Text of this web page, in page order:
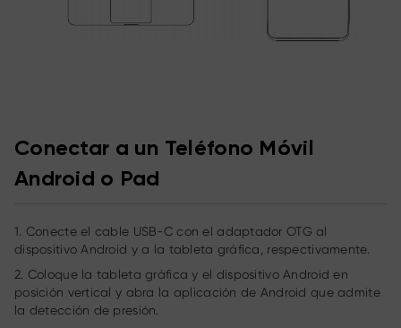
Conectar a un Teléfono Móvil
Android o Pad
1. Conecte el cable USB-C con el adaptador OTG al
dispositivo Android y a la tableta gráfica, respectivamente.
2. Coloque la tableta gráfica y el dispositivo Android en
posición vertical y abra la aplicación de Android que admite
la detección de presión.